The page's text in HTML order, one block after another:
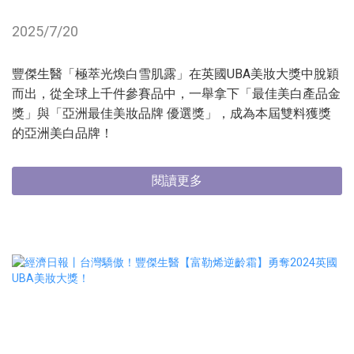
2025/7/20
豐傑生醫「極萃光煥白雪肌露」在英國UBA美妝大獎中脫穎
而出，從全球上千件參賽品中，一舉拿下「最佳美白產品金
獎」與「亞洲最佳美妝品牌 優選獎」，成為本屆雙料獲獎
的亞洲美白品牌！
閱讀更多